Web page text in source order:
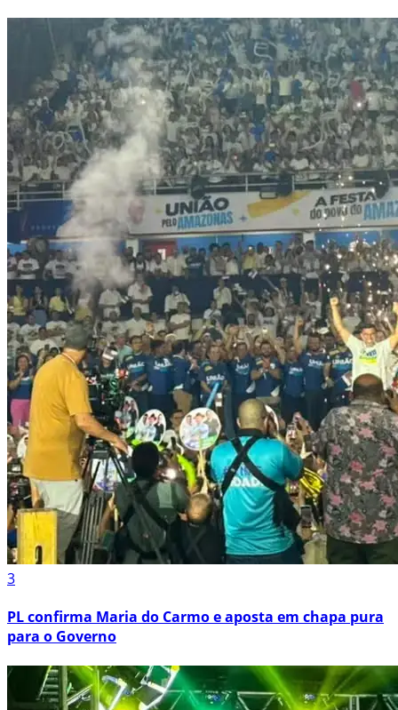
3
PL confirma Maria do Carmo e aposta em chapa pura
para o Governo